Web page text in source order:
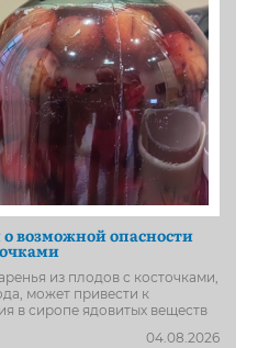
возможной опасности
из плодов с косточками,
может привести к
в сиропе ядовитых веществ
04.08.2026